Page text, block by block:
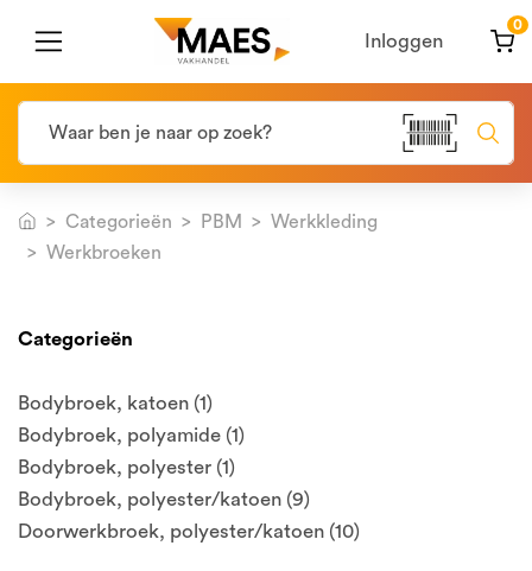
Inloggen
0
Categorieën PBM
Werkkleding
Werkbroeken
Categorieën
Bodybroek, katoen (1)
Bodybroek, polyamide (1)
Bodybroek, polyester (1)
Bodybroek, polyester/katoen (9)
Doorwerkbroek, polyester/katoen (10)